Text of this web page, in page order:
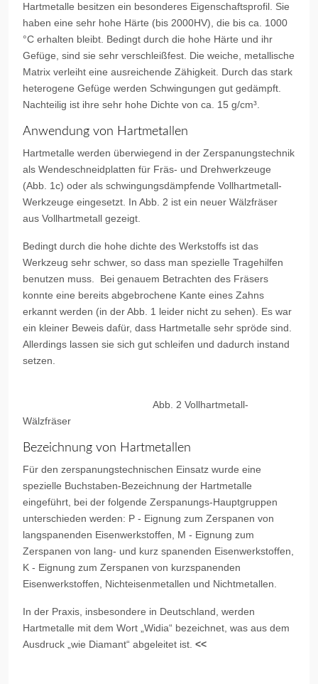
Hartmetalle besitzen ein besonderes Eigenschaftsprofil. Sie
haben eine sehr hohe Härte (bis 2000HV), die bis ca. 1000
°C erhalten bleibt. Bedingt durch die hohe Härte und ihr
Gefüge, sind sie sehr verschleißfest. Die weiche, metallische
Matrix verleiht eine ausreichende Zähigkeit. Durch das stark
heterogene Gefüge werden Schwingungen gut gedämpft.
Nachteilig ist ihre sehr hohe Dichte von ca. 15 g/cm³.
Anwendung von Hartmetallen
Hartmetalle werden überwiegend in der Zerspanungstechnik
als Wendeschneidplatten für Fräs- und Drehwerkzeuge
(Abb. 1c) oder als schwingungsdämpfende Vollhartmetall-
Werkzeuge eingesetzt. In Abb. 2 ist ein neuer Wälzfräser
aus Vollhartmetall gezeigt.
Bedingt durch die hohe dichte des Werkstoffs ist das
Werkzeug sehr schwer, so dass man spezielle Tragehilfen
benutzen muss. Bei genauem Betrachten des Fräsers
konnte eine bereits abgebrochene Kante eines Zahns
erkannt werden (in der Abb. 1 leider nicht zu sehen). Es war
ein kleiner Beweis dafür, dass Hartmetalle sehr spröde sind.
Allerdings lassen sie sich gut schleifen und dadurch instand
setzen.
Abb. 2 Vollhartmetall-
Wälzfräser
Bezeichnung von Hartmetallen
Für den zerspanungstechnischen Einsatz wurde eine
spezielle Buchstaben-Bezeichnung der Hartmetalle
eingeführt, bei der folgende Zerspanungs-Hauptgruppen
unterschieden werden: P - Eignung zum Zerspanen von
langspanenden Eisenwerkstoffen, M - Eignung zum
Zerspanen von lang- und kurz spanenden Eisenwerkstoffen,
K - Eignung zum Zerspanen von kurzspanenden
Eisenwerkstoffen, Nichteisenmetallen und Nichtmetallen.
In der Praxis, insbesondere in Deutschland, werden
Hartmetalle mit dem Wort „Widia“ bezeichnet, was aus dem
Ausdruck „wie Diamant“ abgeleitet ist. <<